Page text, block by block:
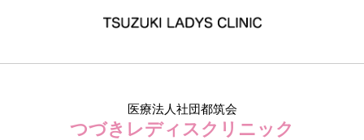
医療法人社団都筑会
つづきレディスクリニック